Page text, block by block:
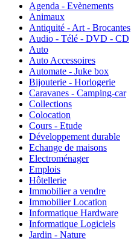
Agenda - Evènements
Animaux
Antiquité - Art - Brocantes
Audio - Télé - DVD - CD
Auto
Auto Accessoires
Automate - Juke box
Bijouterie - Horlogerie
Caravanes - Camping-car
Collections
Colocation
Cours - Etude
Développement durable
Echange de maisons
Electroménager
Emplois
Hôtellerie
Immobilier a vendre
Immobilier Location
Informatique Hardware
Informatique Logiciels
Jardin - Nature